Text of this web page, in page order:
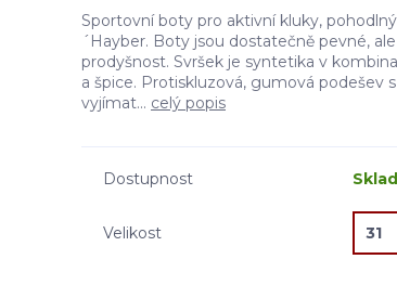
Sportovní boty pro aktivní kluky,
´Hayber. Boty jsou dostatečně pevné,
prodyšnost. Svršek je syntetika v
a špice. Protiskluzová, gumová podešev
vyjímat... celý popis
Dostupnost
Velikost